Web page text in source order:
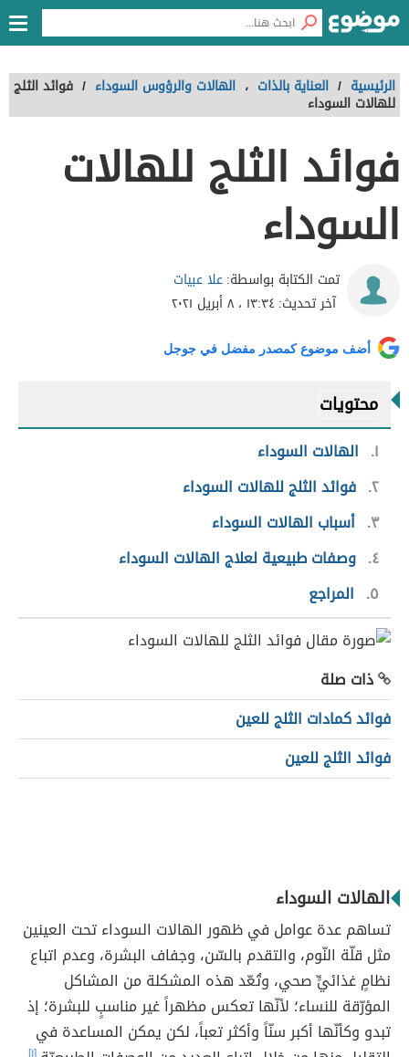
الرئيسية / العناية بالذات ، الهالات والرؤوس السوداء / فوائد الثلج
للهالات السوداء
فوائد الثلج للهالات
السوداء
تمت الكتابة بواسطة:علا عبيات
آخر تحديث:١٣:٣٤ ، ٨ أبريل ٢٠٢١
أضف موضوع كمصدر مفضل في جوجل
محتويات
١
الهالات السوداء
٢ فوائد الثلج للهالات السوداء
٣ أسباب الهالات السوداء
٤ وصفات طبيعية لعلاج الهالات السوداء
٥
المراجع
ذات صلة
فوائد كمادات الثلج للعين
فوائد الثلج للعين
الهالات السوداء
تساهم عدة عوامل في ظهور الهالات السوداء تحت العينين
مثل قلّة النّوم، والتقدم بالسّن، وجفاف البشرة، وعدم اتباع
نظامٍ غذائيٍّ صحي، وتُعّد هذه المشكلة من المشاكل
المؤرّقة للنساء؛ لأنّها تعكس مظهراً غير مناسبٍ للبشرة؛ إذ
تبدو وكأنّها أكبر سنّاً وأكثر تعباً، لكن يمكن المساعدة في